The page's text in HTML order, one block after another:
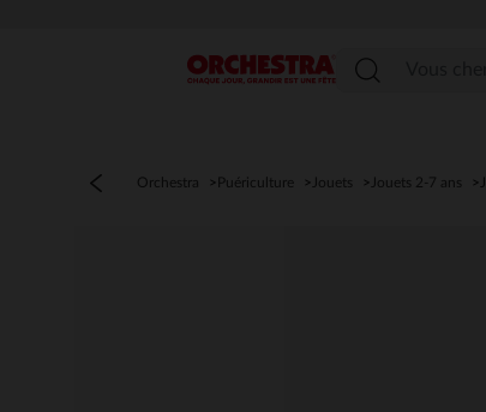
Menu
Orchestra Puériculture Jouets Jouets 2-7 ans